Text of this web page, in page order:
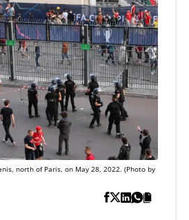
north of Paris, on May 28, 2022. (Photo by